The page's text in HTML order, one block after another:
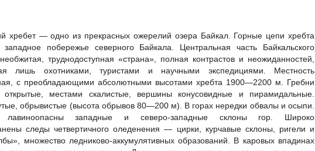
хребет — одно из прекрасных ожерелий озера Байкал. Горные цепи хребта
побережье северного Байкала. Центральная часть Байкальского
труднодоступная «страна», полная контрастов и неожиданностей,
лишь охотниками, туристами и научными экспедициями. Местность
с преобладающими абсолютными высотами хребта 1900—2200 м. Гребни
открытые, местами скалистые, вершины конусовидные и пирамидальные.
обрывистые (высота обрывов 80—200 м). В горах нередки обвалы и осыпи.
лавиноопасны западные и северо-западные склоны гор. Широко
следы четвертичного оледенения — цирки, курчавые склоны, ригели и
множество ледниково-аккумулятивных образований. В каровых впадинах